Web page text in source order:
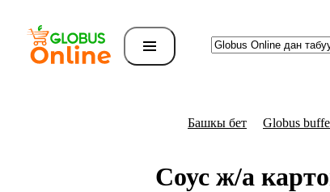
Башкы бет Globus
Соус ж/а